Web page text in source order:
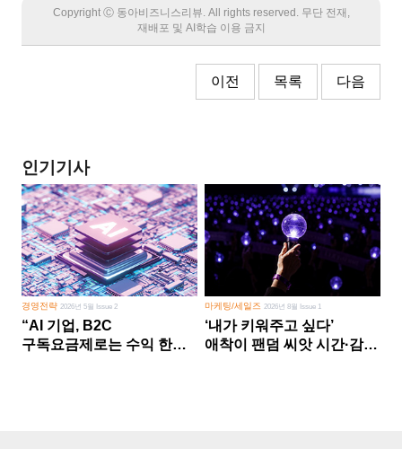
Copyright Ⓒ 동아비즈니스리뷰. All rights reserved. 무단 전재,
재배포 및 AI학습 이용 금지
이전 목록 다음
인기기사
경영전략 2026년 5월 Issue 2
“AI 기업, B2C
구독요금제로는 수익 한계
마케팅/세일즈 2026년 8월 Issue 1
‘내가 키워주고 싶다’
애착이 팬덤 씨앗 시간·감정